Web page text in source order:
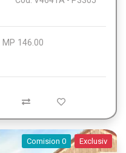
MP 146.00
Comision 0 Exclusiv